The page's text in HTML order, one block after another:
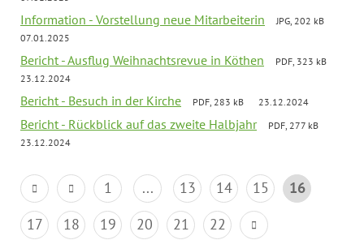
Information - Vorstellung neue Mitarbeiterin
JPG, 202 kB
07.01.2025
Bericht - Ausflug Weihnachtsrevue in Köthen
PDF, 323 kB
23.12.2024
Bericht - Besuch in der Kirche PDF, 283 kB 23.12.2024
Bericht - Rückblick auf das zweite Halbjahr
PDF, 277 kB
23.12.2024
1 ... 13 14 15
16
17
18 19 20 21 22